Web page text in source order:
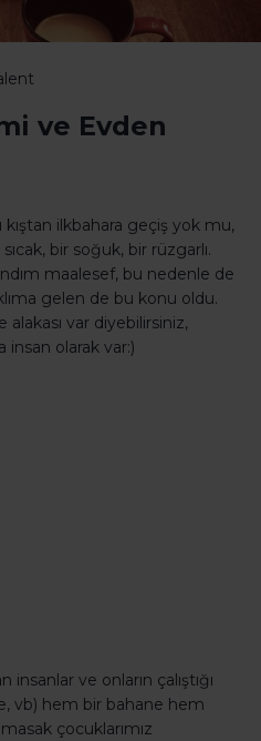
ve Evden
ilkbahara geçiş yok mu,
bir soğuk, bir rüzgarlı.
maalesef, bu nedenle de
gelen de bu konu oldu.
var diyebilirsiniz,
olarak var:)
ve onların çalıştığı
vb) hem bir bahane hem
çocuklarımız